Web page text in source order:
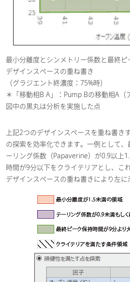
最小分離度とシンメトリー係数と最終ピ
デザインスペースの重ね書き
（グラジエント終濃度：75%時）
＊「移動相B A」：Pump Bの移動相A（
図中の黒丸は分析を実施した点
上記2つのデザインスペースを重ね書き
の探索を効率化できます。一例として
ーリング係数（Papaverine）が0.9以上
時間が9分以下をクライテリアとし、こ
デザインスペースの重ね書きにより左に